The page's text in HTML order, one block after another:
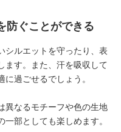
防ぐことができる
シルエットを守ったり、表
ます。また、汗を吸収して
過ごせるでしょう。
異なるモチーフや色の生地
部としても楽しめます。